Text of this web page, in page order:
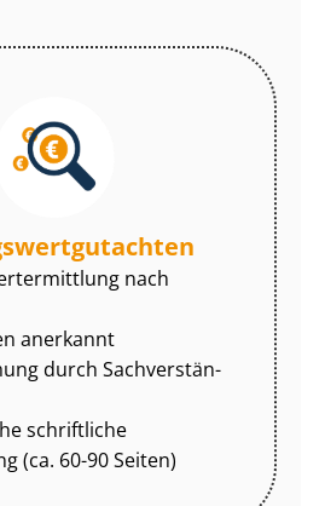
nach
anerkannt
durch Sach­ver­stän­
schriftliche
(ca. 60-90 Seiten)